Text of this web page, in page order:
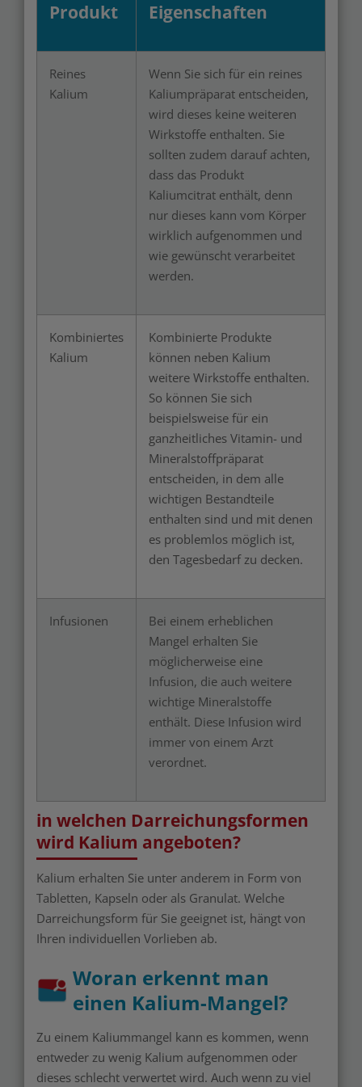
Produkt Eigenschaften
Reines
Kalium
Wenn Sie sich für ein reines
Kaliumpräparat entscheiden,
wird dieses keine weiteren
Wirkstoffe enthalten. Sie
sollten zudem darauf achten,
dass das Produkt
Kaliumcitrat enthält, denn
nur dieses kann vom Körper
wirklich aufgenommen und
wie gewünscht verarbeitet
werden.
Kombiniertes
Kalium
Kombinierte Produkte
können neben Kalium
weitere Wirkstoffe enthalten.
So können Sie sich
beispielsweise für ein
ganzheitliches Vitamin- und
Mineralstoffpräparat
entscheiden, in dem alle
wichtigen Bestandteile
enthalten sind und mit denen
es problemlos möglich ist,
den Tagesbedarf zu decken.
Infusionen
Bei einem erheblichen
Mangel erhalten Sie
möglicherweise eine
Infusion, die auch weitere
wichtige Mineralstoffe
enthält. Diese Infusion wird
immer von einem Arzt
verordnet.
in welchen Darreichungsformen
wird Kalium angeboten?
Kalium erhalten Sie unter anderem in Form von
Tabletten, Kapseln oder als Granulat. Welche
Darreichungsform für Sie geeignet ist, hängt von
Ihren individuellen Vorlieben ab.
Woran erkennt man
einen Kalium-Mangel?
Zu einem Kaliummangel kann es kommen, wenn
entweder zu wenig Kalium aufgenommen oder
dieses schlecht verwertet wird. Auch wenn zu viel